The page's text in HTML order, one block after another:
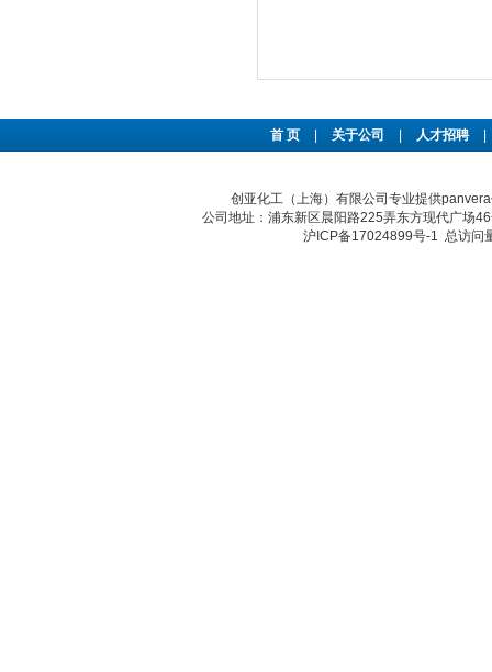
首 页 关于公司 人才招聘
创亚化工（上海）有限公司专业提供
公司地址：浦东新区晨阳路225弄东方现代广场
沪ICP备17024899号-1 总访问